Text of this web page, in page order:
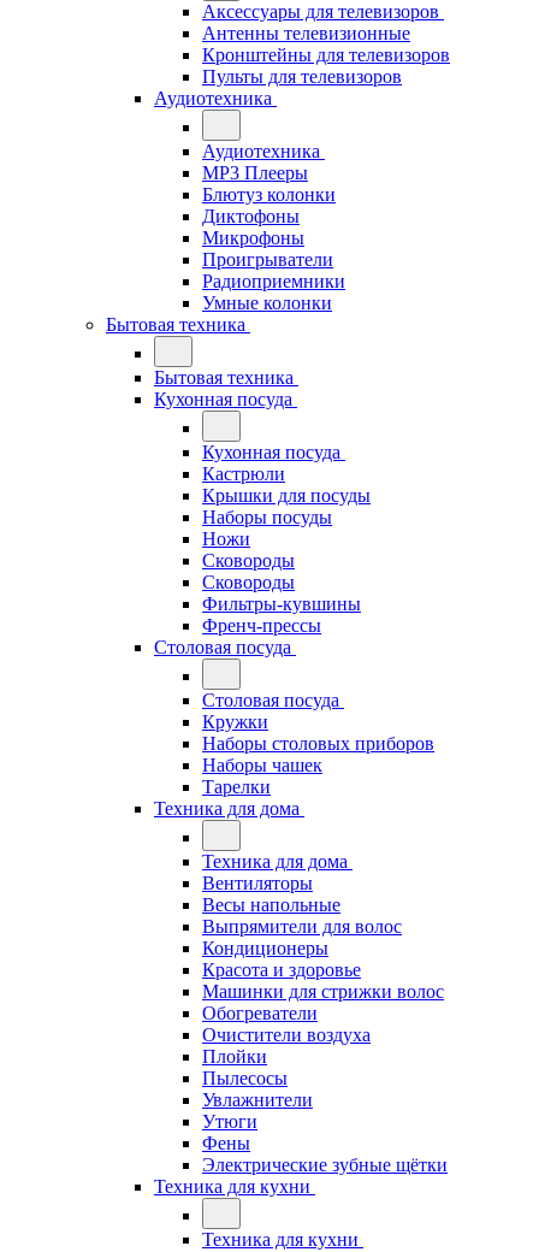
Аксессуары для телевизоров
Антенны телевизионные
Кронштейны для телевизоров
Пульты для телевизоров
Аудиотехника
Аудиотехника
MP3 Плееры
Блютуз колонки
Диктофоны
Микрофоны
Проигрыватели
Радиоприемники
Умные колонки
Бытовая техника
Бытовая техника
Кухонная посуда
Кухонная посуда
Кастрюли
Крышки для посуды
Наборы посуды
Ножи
Сковороды
Сковороды
Фильтры-кувшины
Френч-прессы
Столовая посуда
Столовая посуда
Кружки
Наборы столовых приборов
Наборы чашек
Тарелки
Техника для дома
Техника для дома
Вентиляторы
Весы напольные
Выпрямители для волос
Кондиционеры
Красота и здоровье
Машинки для стрижки волос
Обогреватели
Очистители воздуха
Плойки
Пылесосы
Увлажнители
Утюги
Фены
Электрические зубные щётки
Техника для кухни
Техника для кухни